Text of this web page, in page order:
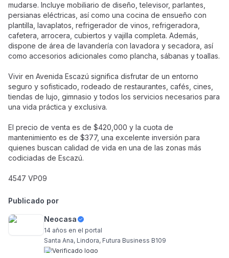
mudarse. Incluye mobiliario de diseño, televisor, parlantes,
persianas eléctricas, así como una cocina de ensueño con
plantilla, lavaplatos, refrigerador de vinos, refrigeradora,
cafetera, arrocera, cubiertos y vajilla completa. Además,
dispone de área de lavandería con lavadora y secadora, así
como accesorios adicionales como plancha, sábanas y toallas.
Vivir en Avenida Escazú significa disfrutar de un entorno
seguro y sofisticado, rodeado de restaurantes, cafés, cines,
tiendas de lujo, gimnasio y todos los servicios necesarios para
una vida práctica y exclusiva.
El precio de venta es de $420,000 y la cuota de
mantenimiento es de $377, una excelente inversión para
quienes buscan calidad de vida en una de las zonas más
codiciadas de Escazú.
4547 VP09
Publicado por
Neocasa
14 años en el portal
Santa Ana, Lindora, Futura Business B109